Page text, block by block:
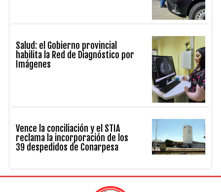
Salud: el Gobierno provincial
habilita la Red de Diagnóstico por
Imágenes
Vence la conciliación y el STIA
reclama la incorporación de los
39 despedidos de Conarpesa